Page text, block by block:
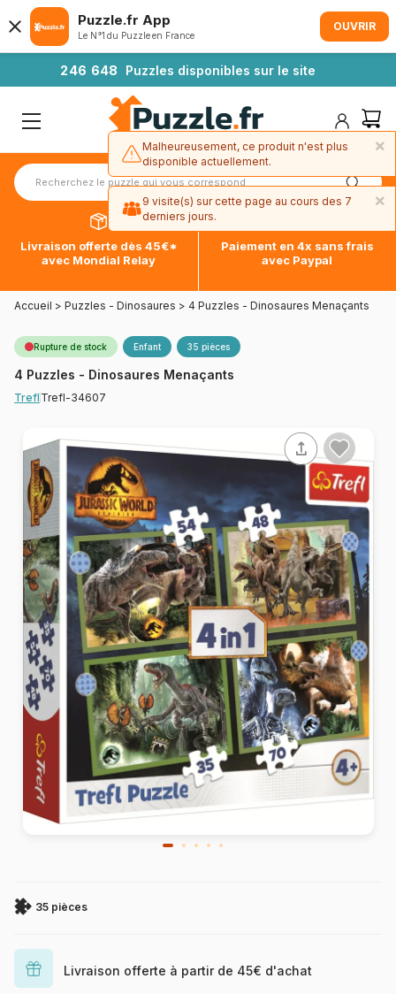
246 648 Puzzles disponibles sur le site
Livraison offerte dès 45€*
avec Mondial Relay
Paiement en 4x sans frais
avec Paypal
Accueil > Puzzles - Dinosaures > 4 Puzzles - Dinosaures Menaçants
Rupture de stock Enfant 35 pièces
4 Puzzles - Dinosaures Menaçants
Trefl Trefl-34607
35 pièces
Livraison offerte à partir de 45€ d'achat
Puzzle.fr App
Le N°1 du Puzzle en France
OUVRIR
×
Malheureusement, ce produit n'est plus
disponible actuellement.
×
9 visite(s) sur cette page au cours des 7
derniers jours.